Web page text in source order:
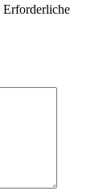
Erforderliche